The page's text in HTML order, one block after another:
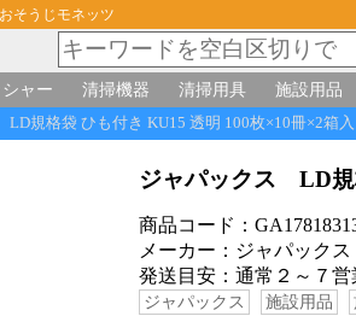
そうじモネッツ
ャー 清掃機器 清掃用具 施設用品
規格袋 ひも付き KU15 透明 100枚×10冊×2箱
ジャパックス LD規
商品コード：
メーカー：ジャパック
発送目安：通常２～７
ジャパックス 施設用品